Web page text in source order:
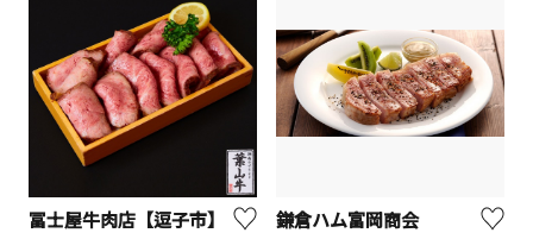
冨士屋牛肉店【逗子市】 鎌倉ハム富岡商会